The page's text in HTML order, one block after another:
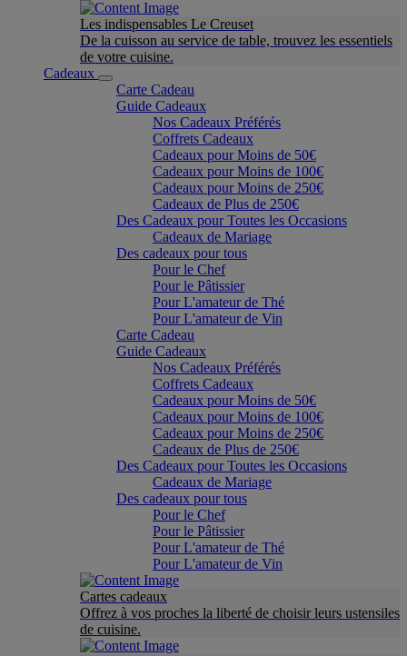
Les indispensables Le Creuset
De la cuisson au service de table, trouvez les essentiels
de votre cuisine.
Cadeaux
Carte Cadeau
Guide Cadeaux
Nos Cadeaux Préférés
Coffrets Cadeaux
Cadeaux pour Moins de 50€
Cadeaux pour Moins de 100€
Cadeaux pour Moins de 250€
Cadeaux de Plus de 250€
Des Cadeaux pour Toutes les Occasions
Cadeaux de Mariage
Des cadeaux pour tous
Pour le Chef
Pour le Pâtissier
Pour L'amateur de Thé
Pour L'amateur de Vin
Carte Cadeau
Guide Cadeaux
Nos Cadeaux Préférés
Coffrets Cadeaux
Cadeaux pour Moins de 50€
Cadeaux pour Moins de 100€
Cadeaux pour Moins de 250€
Cadeaux de Plus de 250€
Des Cadeaux pour Toutes les Occasions
Cadeaux de Mariage
Des cadeaux pour tous
Pour le Chef
Pour le Pâtissier
Pour L'amateur de Thé
Pour L'amateur de Vin
Cartes cadeaux
Offrez à vos proches la liberté de choisir leurs ustensiles
de cuisine.